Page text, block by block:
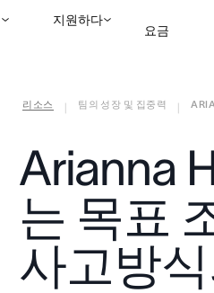
지원하다
요금
리소스 팀의 성장 및 집중력
Arianna
는 목표
사고방